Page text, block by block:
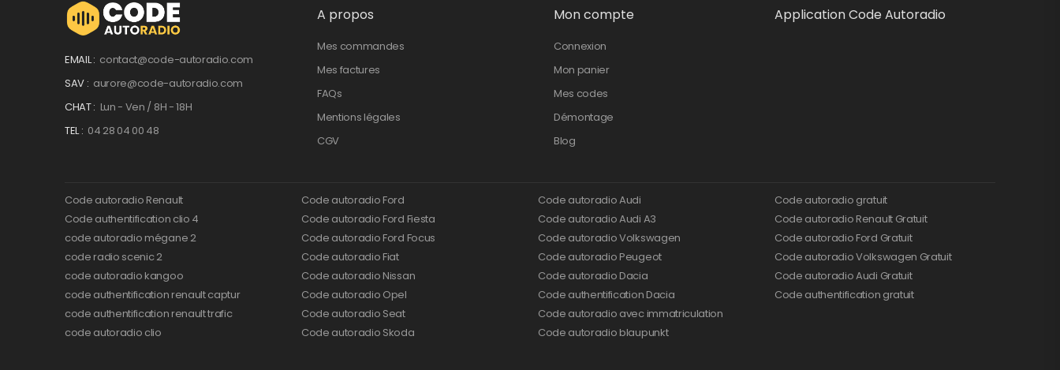
EMAIL : contact@code-autoradio.com
SAV : aurore@code-autoradio.com
CHAT : Lun - Ven / 8H - 18H
TEL : 04 28 04 00 48
A propos
Mes commandes
Mes factures
FAQs
Mentions légales
CGV
Mon compte
Connexion
Mon panier
Mes codes
Démontage
Blog
Application Code Autoradio
Code autoradio Renault
Code authentification clio 4
code autoradio mégane 2
code radio scenic 2
code autoradio kangoo
code authentification renault captur
code authentification renault trafic
code autoradio clio
Code autoradio Ford
Code autoradio Ford Fiesta
Code autoradio Ford Focus
Code autoradio Fiat
Code autoradio Nissan
Code autoradio Opel
Code autoradio Seat
Code autoradio Skoda
Code autoradio Audi
Code autoradio Audi A3
Code autoradio Volkswagen
Code autoradio Peugeot
Code autoradio Dacia
Code authentification Dacia
Code autoradio avec immatriculation
Code autoradio blaupunkt
Code autoradio gratuit
Code autoradio Renault Gratuit
Code autoradio Ford Gratuit
Code autoradio Volkswagen Gratuit
Code autoradio Audi Gratuit
Code authentification gratuit